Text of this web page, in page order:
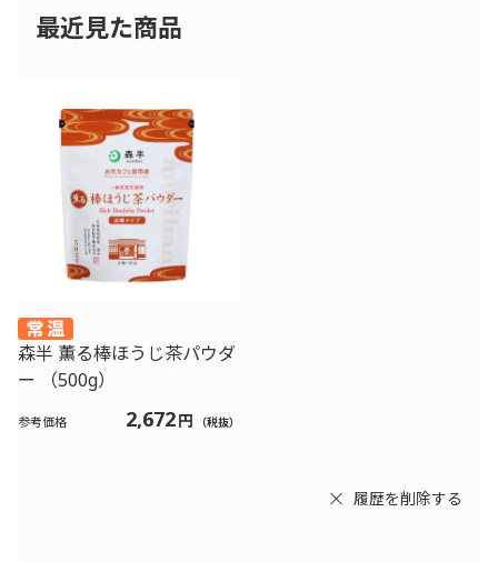
最近見た商品
森半 薫る棒ほうじ茶パウダ
ー （500g）
参考価格 2,672円 （税抜）
履歴を削除する